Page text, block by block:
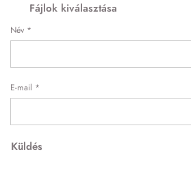
Fájlok kiválasztása
Név *
E-mail *